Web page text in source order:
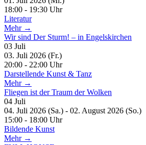
18:00 - 19:30 Uhr
Literatur
Mehr →
Wir sind Der Sturm! – in Engelskirchen
03 Juli
03. Juli 2026 (Fr.)
20:00 - 22:00 Uhr
Darstellende Kunst & Tanz
Mehr →
Fliegen ist der Traum der Wolken
04 Juli
04. Juli 2026 (Sa.) - 02. August 2026 (So.)
15:00 - 18:00 Uhr
Bildende Kunst
Mehr →